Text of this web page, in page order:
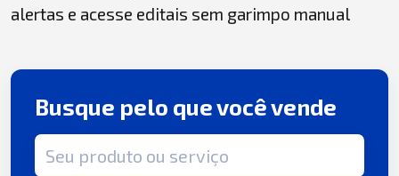
alertas e acesse editais sem garimpo manual
Busque pelo que você vende
Termo de busca